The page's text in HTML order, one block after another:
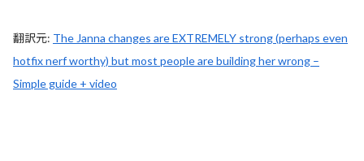
翻訳元: The Janna changes are EXTREMELY strong (perhaps even
hotfix nerf worthy) but most people are building her wrong –
Simple guide + video